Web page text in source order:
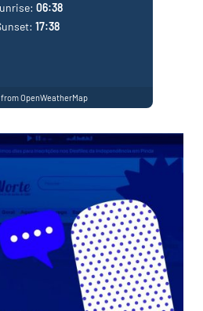
06:38
17:38
OpenWeatherMap